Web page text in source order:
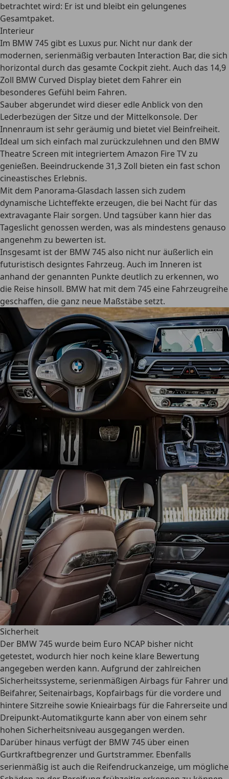
betrachtet wird: Er ist und bleibt ein gelungenes
Gesamtpaket.
Interieur
Im BMW 745 gibt es Luxus pur. Nicht nur dank der
modernen, serienmäßig verbauten Interaction Bar, die sich
horizontal durch das gesamte Cockpit zieht. Auch das 14,9
Zoll BMW Curved Display bietet dem Fahrer ein
besonderes Gefühl beim Fahren.
Sauber abgerundet wird dieser edle Anblick von den
Lederbezügen der Sitze und der Mittelkonsole. Der
Innenraum ist sehr geräumig und bietet viel Beinfreiheit.
Ideal um sich einfach mal zurückzulehnen und den BMW
Theatre Screen mit integriertem Amazon Fire TV zu
genießen. Beeindruckende31,3 Zoll bieten ein fast schon
cineastisches Erlebnis.
Mit dem Panorama-Glasdach lassen sich zudem
dynamische Lichteffekte erzeugen, die bei Nacht für das
extravagante Flair sorgen. Und tagsüber kann hier das
Tageslicht genossen werden, was als mindestens genauso
angenehm zu bewerten ist.
Insgesamt ist der BMW 745 also nicht nur äußerlich ein
futuristisch designtes Fahrzeug. Auch im Inneren ist
anhand der genannten Punkte deutlich zu erkennen, wo
die Reise hinsoll. BMW hat mit dem 745 eine Fahrzeugreihe
geschaffen, die ganz neue Maßstäbe setzt.
Sicherheit
Der BMW 745 wurde beim Euro NCAP bisher nicht
getestet, wodurch hier noch keine klare Bewertung
angegeben werden kann. Aufgrund derzahlreichen
Sicherheitssysteme, serienmäßigen Airbags für Fahrer und
Beifahrer, Seitenairbags, Kopfairbags für die vordere und
hintere Sitzreihe sowie Knieairbags für die Fahrerseite und
Dreipunkt-Automatikgurte kann aber von einem sehr
hohen Sicherheitsniveau ausgegangen werden.
Darüber hinaus verfügt der BMW 745 über einen
Gurtkraftbegrenzer und Gurtstrammer. Ebenfalls
serienmäßig ist auch die Reifendruckanzeige, um mögliche